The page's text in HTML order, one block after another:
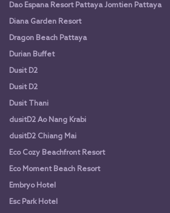
Dao Espana Resort Pattaya Jomtien Pattaya
Diana Garden Resort
Dragon Beach Pattaya
Durian Buffet
Dusit D2
Dusit D2
Dusit Thani
dusitD2 Ao Nang Krabi
dusitD2 Chiang Mai
Eco Cozy Beachfront Resort
Eco Moment Beach Resort
Embryo Hotel
Esc Park Hotel